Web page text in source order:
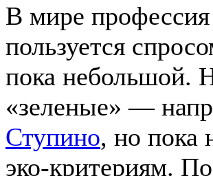
В мире профессия
пользуется
пока небольшой.
«зеленые» —
Ступино, но пока
эко-критериям.